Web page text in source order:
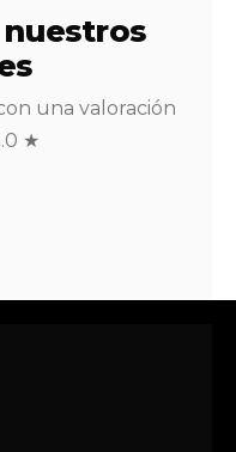
una valoración
★